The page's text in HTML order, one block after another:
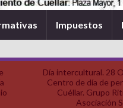
Impuestos
Día intercultural. 28
Centro de día de
Cuéllar. Grupo
Asociación